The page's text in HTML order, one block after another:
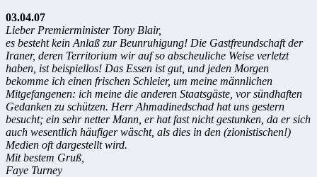
03.04.07
Lieber Premierminister Tony Blair,
es besteht kein Anlaß zur Beunruhigung! Die Gastfreundschaft der
Iraner, deren Territorium wir auf so abscheuliche Weise verletzt
haben, ist beispiellos! Das Essen ist gut, und jeden Morgen
bekomme ich einen frischen Schleier, um meine männlichen
Mitgefangenen: ich meine die anderen Staatsgäste, vor sündhaften
Gedanken zu schützen. Herr Ahmadinedschad hat uns gestern
besucht; ein sehr netter Mann, er hat fast nicht gestunken, da er sich
auch wesentlich häufiger wäscht, als dies in den (zionistischen!)
Medien oft dargestellt wird.
Mit bestem Gruß,
Faye Turney